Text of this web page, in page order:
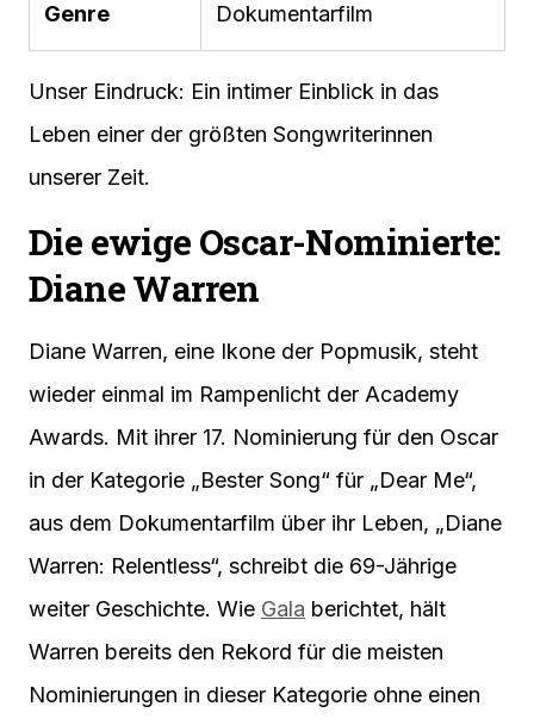
Genre Dokumentarfilm
Unser Eindruck: Ein intimer Einblick in das
Leben einer der größten Songwriterinnen
unserer Zeit.
Die ewige Oscar-Nominierte:
Diane Warren
Diane Warren, eine Ikone der Popmusik, steht
wieder einmal im Rampenlicht der Academy
Awards. Mit ihrer 17. Nominierung für den Oscar
in der Kategorie „Bester Song“ für „Dear Me“,
aus dem Dokumentarfilm über ihr Leben, „Diane
Warren: Relentless“, schreibt die 69-Jährige
weiter Geschichte. Wie Gala berichtet, hält
Warren bereits den Rekord für die meisten
Nominierungen in dieser Kategorie ohne einen